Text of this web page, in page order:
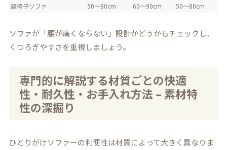
座椅子ソファ
50～80cm 60～90cm 50～80cm
ソファが「腰が痛くならない」設計かどうかもチェックし、
くつろぎやすさを重視しましょう。
専門的に解説する材質ごとの快適
性・耐久性・お手入れ方法 – 素材特
性の深掘り
ひとりがけソファーの利便性は材質によって大きく異なりま